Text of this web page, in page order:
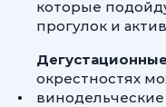
которые
прогулок и
окрестностях
винодельческие